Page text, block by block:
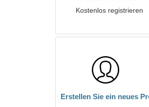
Kostenlos registrieren
Erstellen Sie ein neues